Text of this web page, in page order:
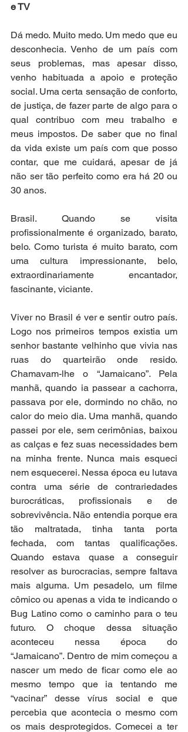
e TV
Dá medo. Muito medo. Um medo que eu
desconhecia. Venho de um país com
seus problemas, mas apesar disso,
venho habituada a apoio e proteção
social. Uma certa sensação de conforto,
de justiça, de fazer parte de algo para o
qual contribuo com meu trabalho e
meus impostos. De saber que no final
da vida existe um país com que posso
contar, que me cuidará, apesar de já
não ser tão perfeito como era há 20 ou
30 anos.
Brasil. Quando se visita
profissionalmente é organizado, barato,
belo. Como turista é muito barato, com
uma cultura impressionante, belo,
extraordinariamente encantador,
fascinante, viciante.
Viver no Brasil é ver e sentir outro país.
Logo nos primeiros tempos existia um
senhor bastante velhinho que vivia nas
ruas do quarteirão onde resido.
Chamavam-lhe o “Jamaicano”. Pela
manhã, quando ia passear a cachorra,
passava por ele, dormindo no chão, no
calor do meio dia. Uma manhã, quando
passei por ele, sem cerimônias, baixou
as calças e fez suas necessidades bem
na minha frente. Nunca mais esqueci
nem esquecerei. Nessa época eu lutava
contra uma série de contrariedades
burocráticas, profissionais e de
sobrevivência. Não entendia porque era
tão maltratada, tinha tanta porta
fechada, com tantas qualificações.
Quando estava quase a conseguir
resolver as burocracias, sempre faltava
mais alguma. Um pesadelo, um filme
cômico ou apenas a vida te indicando o
Bug Latino como o caminho para o teu
futuro. O choque dessa situação
aconteceu nessa época do
“Jamaicano”. Dentro de mim começou a
nascer um medo de ficar como ele ao
mesmo tempo que ia tentando me
“vacinar” desse vírus social e que
percebia que acontecia o mesmo com
os mais desprotegidos. Comecei a ter